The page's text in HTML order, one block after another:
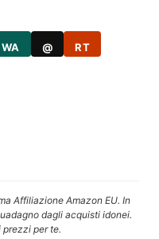
WA @ RT
Affiliazione Amazon EU. In
dagli acquisti idonei.
per te.